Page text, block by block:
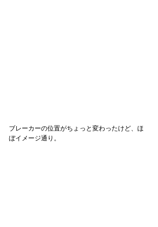
ブレーカーの位置がちょっと変わったけど、ほ
ぼイメージ通り。